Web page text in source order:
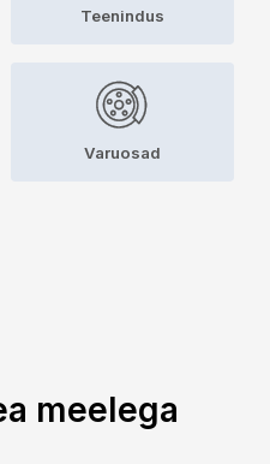
Teenindus
Varuosad
meelega